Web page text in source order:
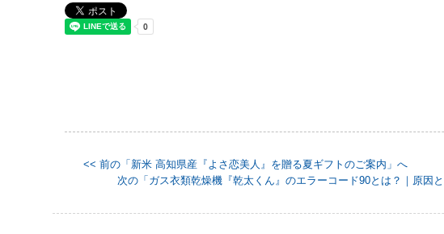
<< 前の「新米 高知県産『よさ恋美人』を贈る夏ギフトのご案内」へ
次の「ガス衣類乾燥機『乾太くん』のエラーコード90とは？｜原因